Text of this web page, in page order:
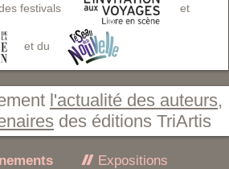
festivals et
et du
l'actualité des auteurs,
des éditions TriArtis
Expositions